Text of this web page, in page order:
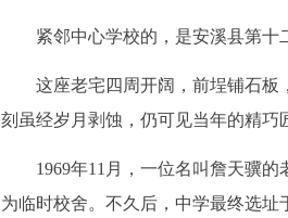
紧邻中心学校的，是安溪县第
这座老宅四周开阔，前埕铺石板
刻虽经岁月剥蚀，仍可见当年的精巧
1969年11月，一位名叫詹天骥
为临时校舍。不久后，中学最终选